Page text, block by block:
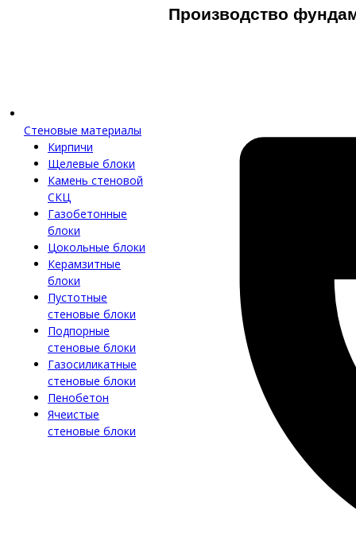
Стеновые материалы
Кирпичи
Щелевые блоки
Камень стеновой
СКЦ
Газобетонные
блоки
Цокольные блоки
Керамзитные
блоки
Пустотные
стеновые блоки
Подпорные
стеновые блоки
Газосиликатные
стеновые блоки
Пенобетон
Ячеистые
стеновые блоки
Производство